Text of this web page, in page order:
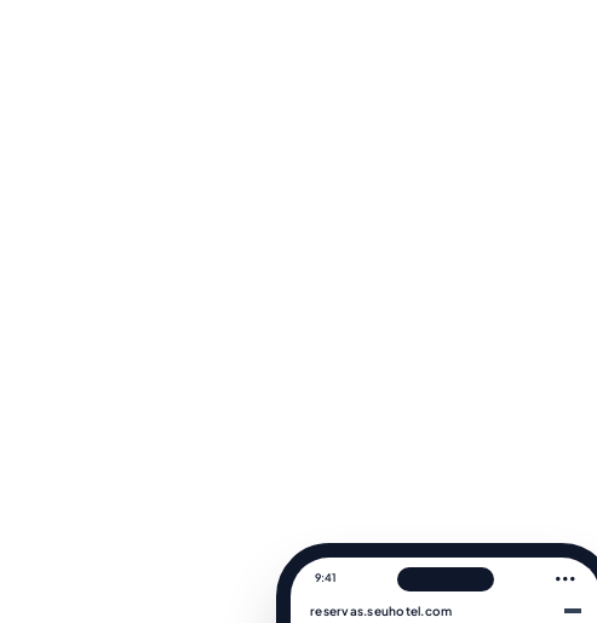
9:41 •••
reservas.seuhotel.com